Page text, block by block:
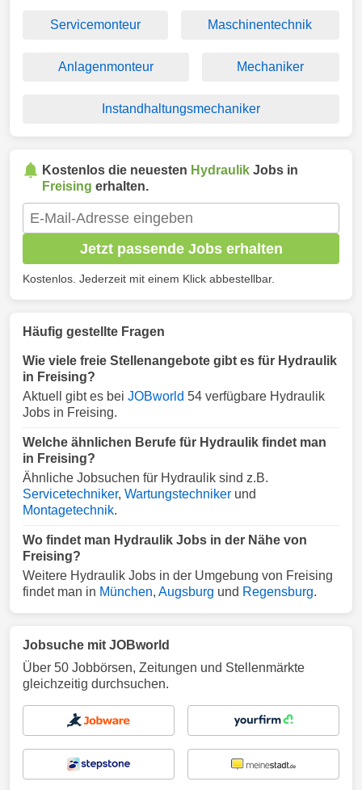
Servicemonteur Maschinentechnik
Anlagenmonteur Mechaniker
Instandhaltungsmechaniker
Kostenlos die neuesten Hydraulik Jobs in
Freising erhalten.
Jetzt passende Jobs erhalten
Kostenlos. Jederzeit mit einem Klick abbestellbar.
Häufig gestellte Fragen
Wie viele freie Stellenangebote gibt es für Hydraulik
in Freising?
Aktuell gibt es bei JOBworld 54 verfügbare Hydraulik
Jobs in Freising.
Welche ähnlichen Berufe für Hydraulik findet man
in Freising?
Ähnliche Jobsuchen für Hydraulik sind z.B.
Servicetechniker, Wartungstechniker und
Montagetechnik.
Wo findet man Hydraulik Jobs in der Nähe von
Freising?
Weitere Hydraulik Jobs in der Umgebung von Freising
findet man in München, Augsburg und Regensburg.
Jobsuche mit JOBworld
Über 50 Jobbörsen, Zeitungen und Stellenmärkte
gleichzeitig durchsuchen.